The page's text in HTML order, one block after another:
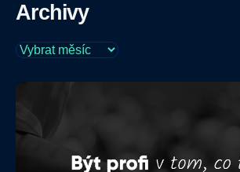
Archivy
Archivy